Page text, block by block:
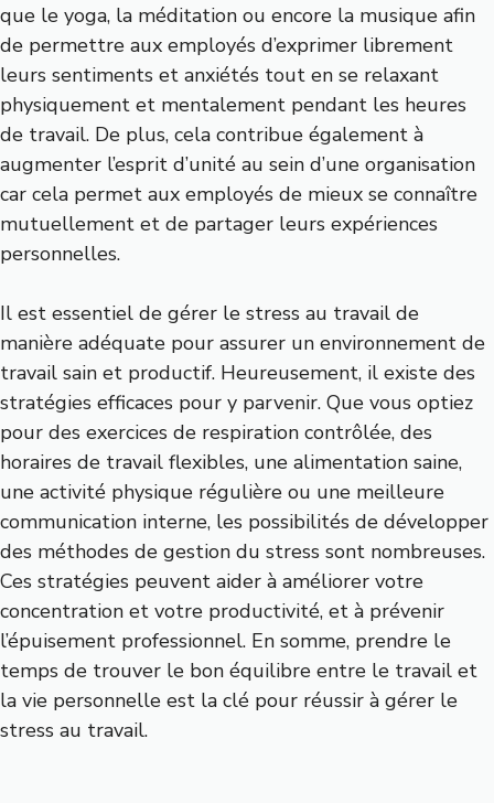
que le yoga, la méditation ou encore la musique afin
de permettre aux employés d’exprimer librement
leurs sentiments et anxiétés tout en se relaxant
physiquement et mentalement pendant les heures
de travail. De plus, cela contribue également à
augmenter l’esprit d’unité au sein d’une organisation
car cela permet aux employés de mieux se connaître
mutuellement et de partager leurs expériences
personnelles.
Il est essentiel de gérer le stress au travail de
manière adéquate pour assurer un environnement de
travail sain et productif. Heureusement, il existe des
stratégies efficaces pour y parvenir. Que vous optiez
pour des exercices de respiration contrôlée, des
horaires de travail flexibles, une alimentation saine,
une activité physique régulière ou une meilleure
communication interne, les possibilités de développer
des méthodes de gestion du stress sont nombreuses.
Ces stratégies peuvent aider à améliorer votre
concentration et votre productivité, et à prévenir
l’épuisement professionnel. En somme, prendre le
temps de trouver le bon équilibre entre le travail et
la vie personnelle est la clé pour réussir à gérer le
stress au travail.